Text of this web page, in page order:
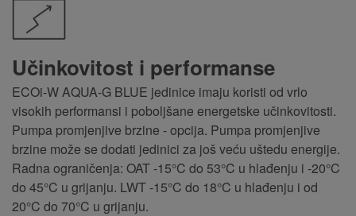
Učinkovitost i performanse
ECOi-W AQUA-G BLUE jedinice imaju koristi od vrlo
visokih performansi i poboljšane energetske učinkovitosti.
Pumpa promjenjive brzine - opcija. Pumpa promjenjive
brzine može se dodati jedinici za još veću uštedu energije.
Radna ograničenja: OAT -15°C do 53°C u hlađenju i -20°C
do 45°C u grijanju. LWT -15°C do 18°C u hlađenju i od
20°C do 70°C u grijanju.